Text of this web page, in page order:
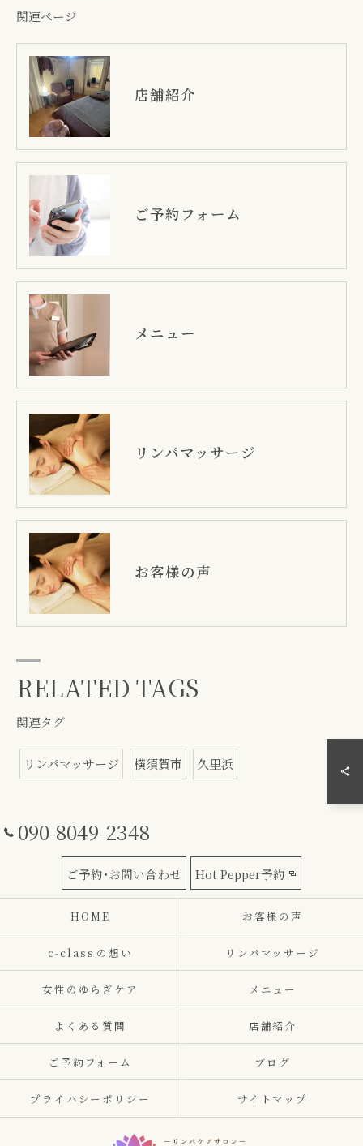
関連ページ
店舗紹介
ご予約フォーム
メニュー
リンパマッサージ
お客様の声
関連タグ
RELATED TAGS
リンパマッサージ 横須賀市 久里浜
090-8049-2348
ご予約･お問い合わせ Hot Pepper予約
HOME お客様の声
c-class⁨の想い リンパマッサージ
女性のゆらぎケア メニュー
よくある質問 店舗紹介
ご予約フォーム ブログ
プライバシーポリシー サイトマップ